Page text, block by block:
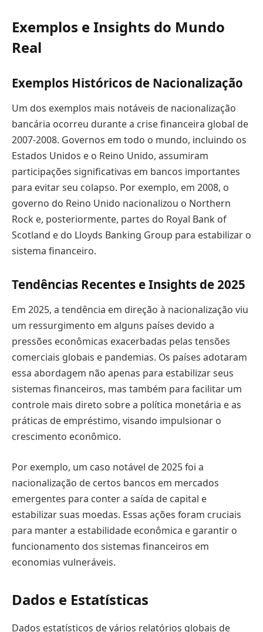
Exemplos e Insights do Mundo
Real
Exemplos Históricos de Nacionalização
Um dos exemplos mais notáveis de nacionalização
bancária ocorreu durante a crise financeira global de
2007-2008. Governos em todo o mundo, incluindo os
Estados Unidos e o Reino Unido, assumiram
participações significativas em bancos importantes
para evitar seu colapso. Por exemplo, em 2008, o
governo do Reino Unido nacionalizou o Northern
Rock e, posteriormente, partes do Royal Bank of
Scotland e do Lloyds Banking Group para estabilizar o
sistema financeiro.
Tendências Recentes e Insights de 2025
Em 2025, a tendência em direção à nacionalização viu
um ressurgimento em alguns países devido a
pressões econômicas exacerbadas pelas tensões
comerciais globais e pandemias. Os países adotaram
essa abordagem não apenas para estabilizar seus
sistemas financeiros, mas também para facilitar um
controle mais direto sobre a política monetária e as
práticas de empréstimo, visando impulsionar o
crescimento econômico.
Por exemplo, um caso notável de 2025 foi a
nacionalização de certos bancos em mercados
emergentes para conter a saída de capital e
estabilizar suas moedas. Essas ações foram cruciais
para manter a estabilidade econômica e garantir o
funcionamento dos sistemas financeiros em
economias vulneráveis.
Dados e Estatísticas
Dados estatísticos de vários relatórios globais de